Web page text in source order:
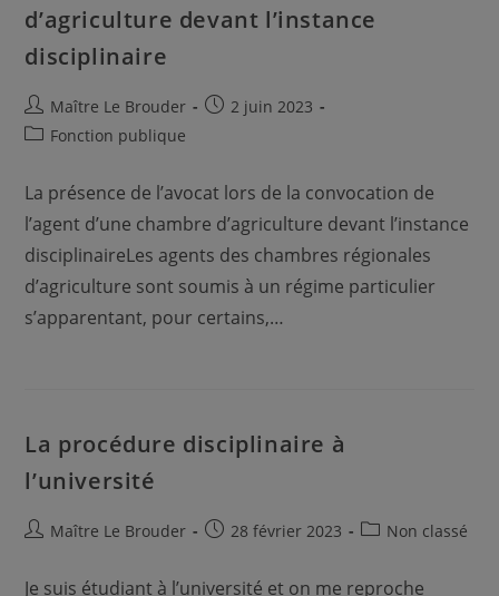
d’agriculture devant l’instance
disciplinaire
Auteur/autrice
de
Maître Le Brouder
Publication
2 juin 2023
PostFonction publique
La présence de l’avocat lors de la convocation de
l’agent d’une chambre d’agriculture devant l’instance
disciplinaireLes agents des chambres régionales
d’agriculture sont soumis à un régime particulier
s’apparentant, pour certains,…
La procédure disciplinaire à
l’université
Auteur/autrice
la
Maître Le Brouder
Publication
28 février 2023
PostNon classé
Je suis étudiant à l’université et on me reproche